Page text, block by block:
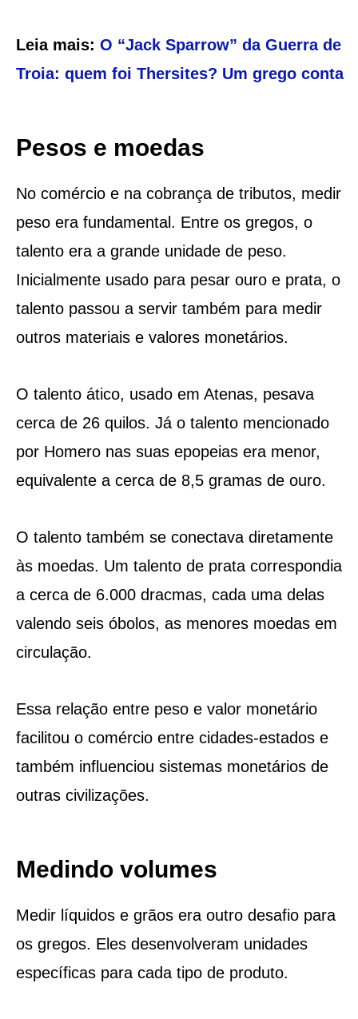
Leia mais: O “Jack Sparrow” da Guerra de
Troia: quem foi Thersites? Um grego conta
Pesos e moedas
No comércio e na cobrança de tributos, medir
peso era fundamental. Entre os gregos, o
talento era a grande unidade de peso.
Inicialmente usado para pesar ouro e prata, o
talento passou a servir também para medir
outros materiais e valores monetários.
O talento ático, usado em Atenas, pesava
cerca de 26 quilos. Já o talento mencionado
por Homero nas suas epopeias era menor,
equivalente a cerca de 8,5 gramas de ouro.
O talento também se conectava diretamente
às moedas. Um talento de prata correspondia
a cerca de 6.000 dracmas, cada uma delas
valendo seis óbolos, as menores moedas em
circulação.
Essa relação entre peso e valor monetário
facilitou o comércio entre cidades-estados e
também influenciou sistemas monetários de
outras civilizações.
Medindo volumes
Medir líquidos e grãos era outro desafio para
os gregos. Eles desenvolveram unidades
específicas para cada tipo de produto.